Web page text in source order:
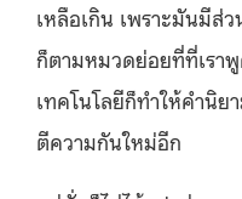
เหลือเกิน เพราะมันมีส่
ก็ตามหมวดย่อยที่ที่เรา
เทคโนโลยีก็ทำให้คำนิย
ตีความกันใหม่อีก